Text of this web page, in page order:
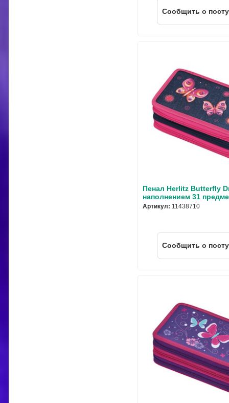
Cообщить о
Пенал Herlitz Butterfly
наполнением 31
Артикул: 11438710
Cообщить о